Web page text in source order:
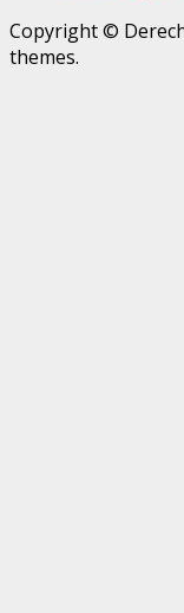
Copyright ©
themes.